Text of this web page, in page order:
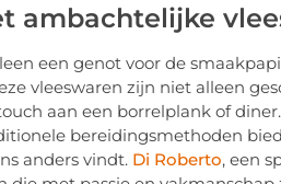
ambachtelijke
een genot voor de
vleeswaren zijn niet alleen
aan een borrelplank of
bereidingsmethoden
anders vindt. Di Roberto, een